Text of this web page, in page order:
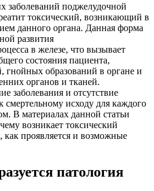
заболеваний поджелудочной
токсический, возникающий в
данного органа. Данная форма
развития
в железе, что вызывает
состояния пациента,
гнойных образований в органе и
органов и тканей.
заболевания и отсутствие
смертельному исходу для каждого
В материалах данной статьи
возникает токсический
как проявляется и возможные
патология